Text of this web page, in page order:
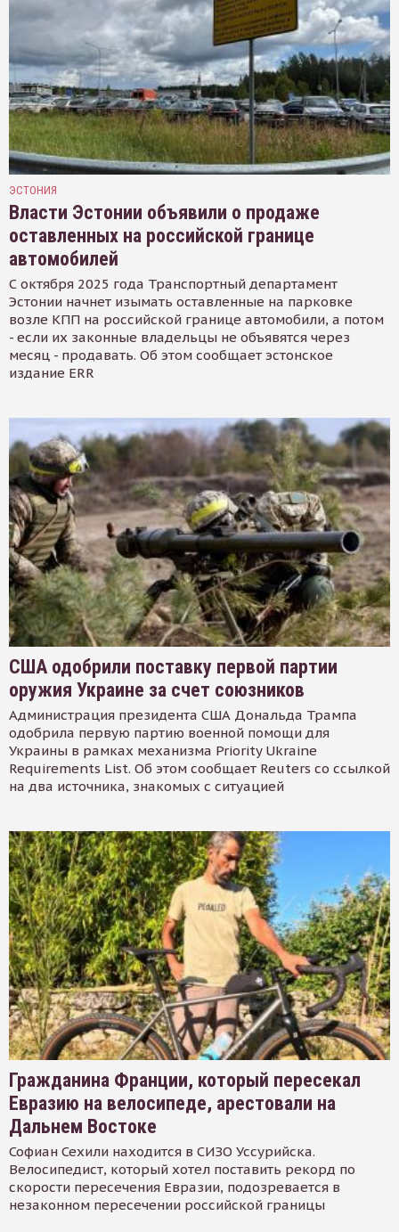
ЭСТОНИЯ
Власти Эстонии объявили о продаже
оставленных на российской границе
автомобилей
С октября 2025 года Транспортный департамент
Эстонии начнет изымать оставленные на парковке
возле КПП на российской границе автомобили, а потом
- если их законные владельцы не объявятся через
месяц - продавать. Об этом сообщает эстонское
издание ERR
США одобрили поставку первой партии
оружия Украине за счет союзников
Администрация президента США Дональда Трампа
одобрила первую партию военной помощи для
Украины в рамках механизма Priority Ukraine
Requirements List. Об этом сообщает Reuters со ссылкой
на два источника, знакомых с ситуацией
Гражданина Франции, который пересекал
Евразию на велосипеде, арестовали на
Дальнем Востоке
Софиан Сехили находится в СИЗО Уссурийска.
Велосипедист, который хотел поставить рекорд по
скорости пересечения Евразии, подозревается в
незаконном пересечении российской границы